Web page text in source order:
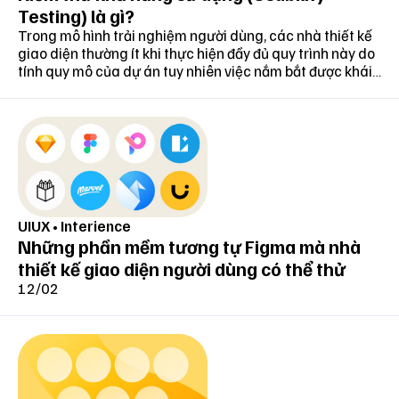
Apple lần đầu giới thiệu Dark Mode cho iOS vào
năm 2019. Ảnh: Apple
Sự "nhiệt tình" của Apple và trước đó là Google
với Android 10, phát hành vào đầu tháng 03 cùng
hiện đang giống như một tiêu chuẩn thiết kế cho
hầu hết các giao diện hiện đại. Người dùng có thể
tìm thấy chúng ở bất cứ đâu từ Windows, macOS
Testing) là gì?
Trong mô hình trải nghiệm người dùng, các nhà thiết kế
giao diện thường ít khi thực hiện đầy đủ quy trình này do
tính quy mô của dự án tuy nhiên việc nắm bắt được khái
UIUX• Interience
Những phần mềm tương tự Figma mà nhà
thiết kế giao diện người dùng có thể thử
12/02